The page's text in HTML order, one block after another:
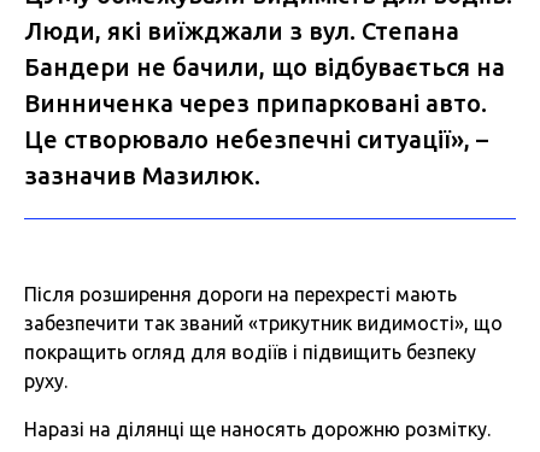
Люди, які виїжджали з вул. Степана
Бандери не бачили, що відбувається на
Винниченка через припарковані авто.
Це створювало небезпечні ситуації», –
зазначив Мазилюк.
Після розширення дороги на перехресті мають
забезпечити так званий «трикутник видимості», що
покращить огляд для водіїв і підвищить безпеку
руху.
Наразі на ділянці ще наносять дорожню розмітку.